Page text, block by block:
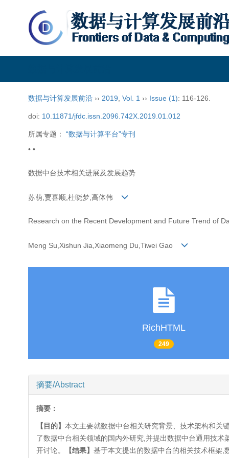
数据与计算发展前沿 ›› 2019 Vol. 1 ›› Issue (1): 116-126.
doi: 10.11871/jfdc.issn.2096.742X.2019.01.012
所属专题： “数据与计算平台”专刊
• •
数据中台技术相关进展及发展趋势
苏萌,贾喜顺,杜晓梦,高体伟
Research on the Recent Development and Future Trend of
Meng Su,Xishun Jia,Xiaomeng Du,Tiwei Gao
RichHTML
249
摘要/Abstract
摘要：
【目的】本文主要就数据中台相关研究背景、技术架构和关
了数据中台相关领域的国内外研究,并提出数据中台通用技
开讨论。
【结果】 基于本文提出的数据中台的相关技术框架,